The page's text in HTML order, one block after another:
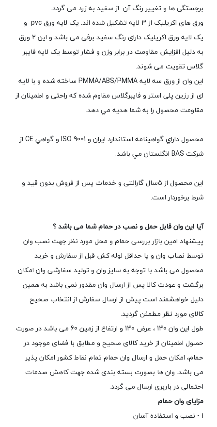
برجستگی ها و تغییر رنگ آن از سفید به زرد می گردد.
ورق های اکریلیک از 3 لایه تشکیل شده اند. یک لایه ورق pvc و
یک لایه ورق اکریلیک دارای رنگ سفید برفی می باشد و این 2 ورق
به دلیل افزایش مقاومت در برابر وزن و فشار توسط یک لایه فایبر
گلاس تقویت می شوند.
اين وان از ورق سه لايه PMMA/ABS/PMMA ساخته شده و با لايه
ای از رزين پلی استر و فايبرگلاس مقاوم شده كه راحتی و اطمينان از
مقاومت محصول را به شما هديه مي دهد.
محصول داراي گواهينامه استاندارد ايران و ISO 9001 و گواهي CE از
شركت BAS انگلستان مي باشد.
اين محصول از 5سال گارانتی و خدمات پس از فروش بدون قيد و
شرط برخوردار است.
آیا این وان قابل حمل و نصب در حمام شما می باشد ؟
پیشنهاد امین بازار بررسی حمام و محل مورد نظر جهت نصب وان
توسط نصاب وان و یا حداقل لوله کش قبل از سفارش و خرید
محصول می باشد با توجه به سایز وان و تولید سفارشی وان امکان
برگشت و عودت کالا پس از ارسال وان مقدور نمی باشد به همین
دلیل خواهشمند است پیش از ارسال سفارش از انتخاب صحیح
کالای مورد نظر مطمئن گردید.
طول این وان 140 ، عرض 140 و ارتفاع از زمین 60 می باشد در صورت
حصول اطمینان از خرید کالای صحیح و مطابق با فضای موجود در
حمام، امکان حمل و ارسال وان حمام تمام نقاط کشور امکان پذیر
می باشد. وان ها بصورت بسته بندی شده جهت کاهش صدمات
احتمالی در باربری ارسال می گردد.
مزایای وان حمام
1 - نصب و استفاده آسان